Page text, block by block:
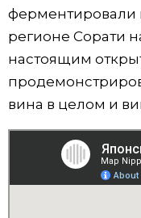
ферментировали
регионе Сорати
настоящим
вина в целом и